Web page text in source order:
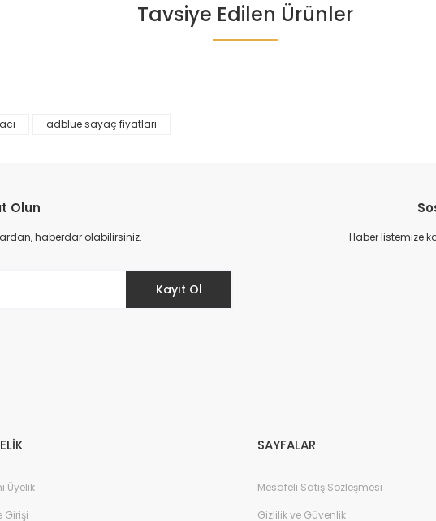
Bu ürüne ilk yorumu siz yapın!
konularda yetersiz gördüğünüz noktaları öneri formunu kullanarak tarafımıza
Gönder
Tavsiye Edilen Ürünler
adblue sayaç fiyatları
Olun
haberdar olabilirsiniz.
Kayıt Ol
Haber listemize
Üyelik
Girişi
SAYFALAR
Mesafeli Satış Sözleşmesi
Gizlilik ve Güvenlik